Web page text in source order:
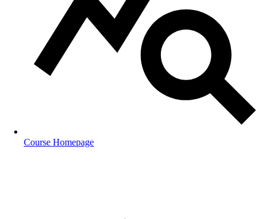
Course Homepage